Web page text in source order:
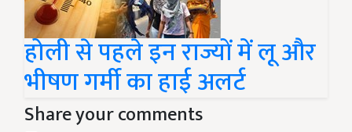
होली से पहले इन राज्यों में लू और
भीषण गर्मी का हाई अलर्ट
Share your comments